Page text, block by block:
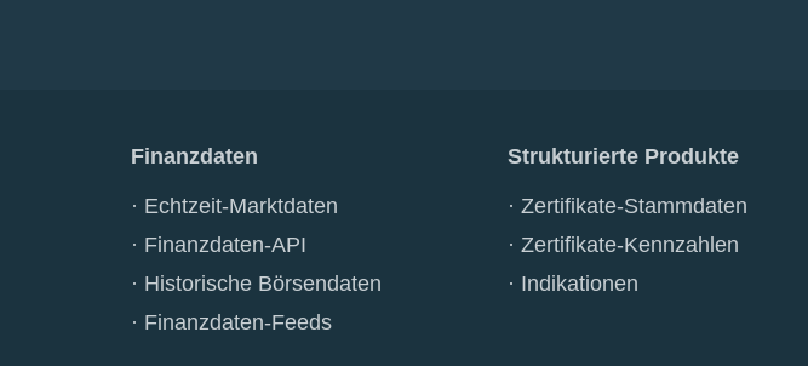
Finanzdaten
Echtzeit-Marktdaten
Finanzdaten-API
Historische Börsendaten
Finanzdaten-Feeds
Strukturierte Produkte
Zertifikate-Stammdaten
Zertifikate-Kennzahlen
Indikationen